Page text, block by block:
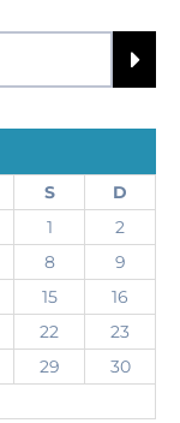
S
D
1
2
8
9
15
16
22
23
29
30